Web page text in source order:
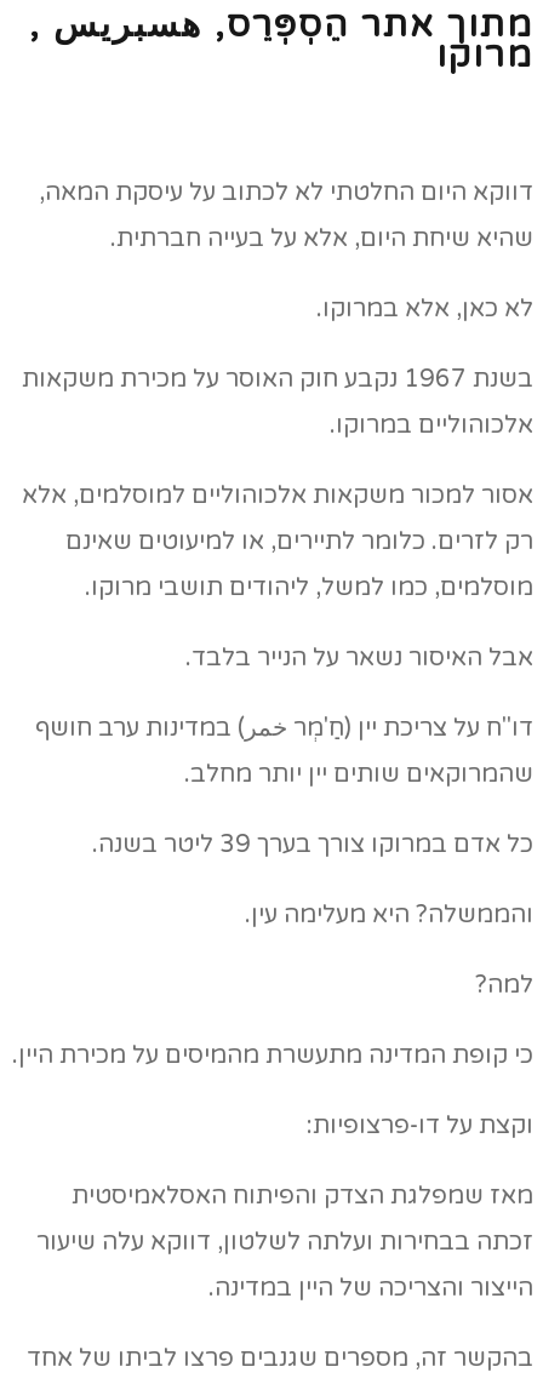
מתוך אתר הֵסְפְּרֵס, هسبريس ,
מרוקו
דווקא היום החלטתי לא לכתוב על עיסקת המאה,
שהיא שיחת היום, אלא על בעייה חברתית.
לא כאן, אלא במרוקו.
בשנת 1967 נקבע חוק האוסר על מכירת משקאות
אלכוהוליים במרוקו.
אסור למכור משקאות אלכוהוליים למוסלמים, אלא
רק לזרים. כלומר לתיירים, או למיעוטים שאינם
מוסלמים, כמו למשל, ליהודים תושבי מרוקו.
אבל האיסור נשאר על הנייר בלבד.
דו"ח על צריכת יין (חַ'מְר خمر) במדינות ערב חושף
שהמרוקאים שותים יין יותר מחלב.
כל אדם במרוקו צורך בערך 39 ליטר בשנה.
והממשלה? היא מעלימה עין.
למה?
כי קופת המדינה מתעשרת מהמיסים על מכירת היין.
וקצת על דו-פרצופיות:
מאז שמפלגת הצדק והפיתוח האסלאמיסטית
זכתה בבחירות ועלתה לשלטון, דווקא עלה שיעור
הייצור והצריכה של היין במדינה.
בהקשר זה, מספרים שגנבים פרצו לביתו של אחד